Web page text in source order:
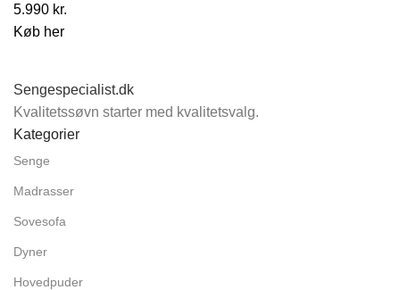
5.990 kr.
Køb her
Sengespecialist.dk
Kvalitetssøvn starter med kvalitetsvalg.
Kategorier
Senge
Madrasser
Sovesofa
Dyner
Hovedpuder